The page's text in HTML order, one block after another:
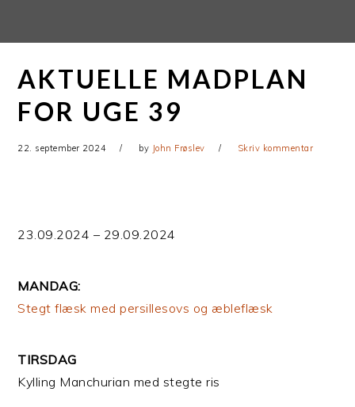
primær
navigation
AKTUELLE MADPLAN
FOR UGE 39
22. september 2024 by John Frøslev Skriv kommentar
23.09.2024 – 29.09.2024
MANDAG:
Stegt flæsk med persillesovs og æbleflæsk
TIRSDAG
Kylling Manchurian med stegte ris